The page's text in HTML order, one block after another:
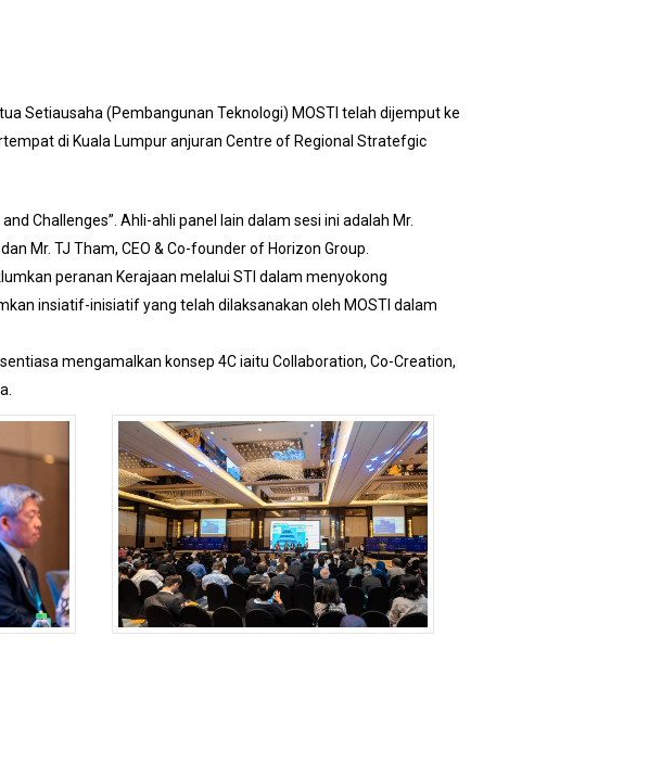
Setiausaha (Pembangunan Teknologi) MOSTI telah dijemput ke
di Kuala Lumpur anjuran Centre of Regional Stratefgic
Challenges”. Ahli-ahli panel lain dalam sesi ini adalah Mr.
Mr. TJ Tham, CEO & Co-founder of Horizon Group.
peranan Kerajaan melalui STI dalam menyokong
insiatif-inisiatif yang telah dilaksanakan oleh MOSTI dalam
mengamalkan konsep 4C iaitu Collaboration, Co-Creation,